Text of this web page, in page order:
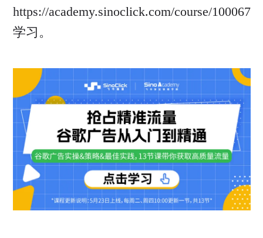
https://academy.sinoclick.com/course/100067
学习。